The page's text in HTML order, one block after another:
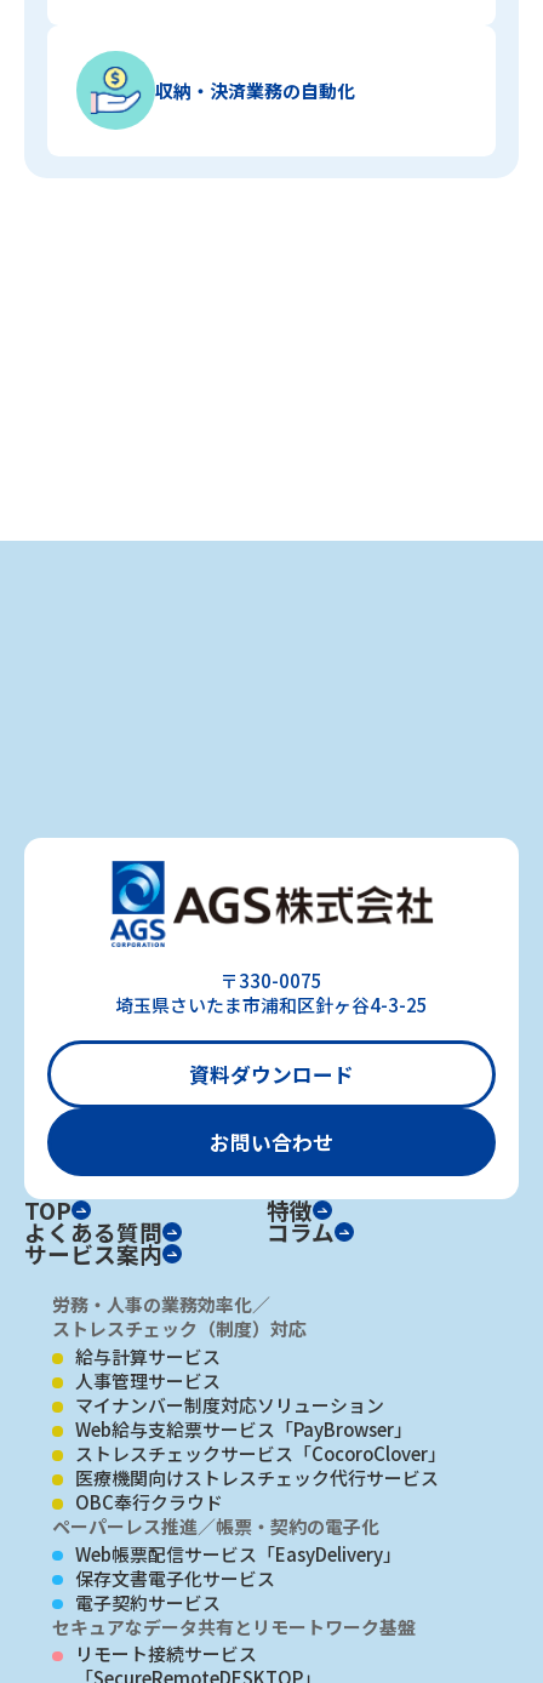
収納・決済業務の自動化
お問い合わせ
〒330-0075
埼玉県さいたま市浦和区針ヶ谷4-3-25
資料ダウンロード
お問い合わせ
TOP 特徴
よくある質問 コラム
サービス案内
労務・人事の業務効率化／
ストレスチェック（制度）対応
給与計算サービス
人事管理サービス
マイナンバー制度対応ソリューション
Web給与支給票サービス「PayBrowser」
ストレスチェックサービス「CocoroClover」
医療機関向けストレスチェック代行サービス
OBC奉行クラウド
ペーパーレス推進／帳票・契約の電子化
Web帳票配信サービス「EasyDelivery」
保存文書電子化サービス
電子契約サービス
セキュアなデータ共有とリモートワーク基盤
リモート接続サービス